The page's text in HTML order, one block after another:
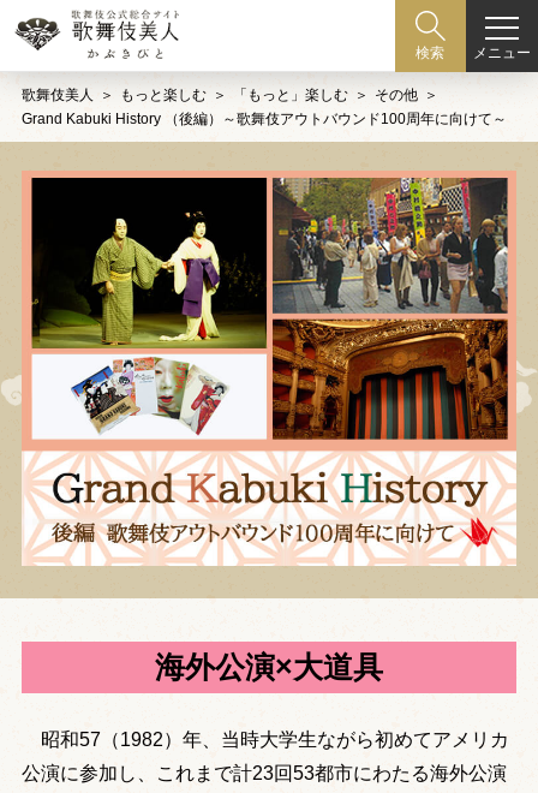
検索 メニュー
歌舞伎美人 もっと楽しむ 「もっと」楽しむ
その他
Grand Kabuki History （後編）～歌舞伎アウトバウンド100周年に向けて～
海外公演×大道具
昭和57（1982）年、当時大学生ながら初めてアメリカ
公演に参加し、これまで計23回53都市にわたる海外公演